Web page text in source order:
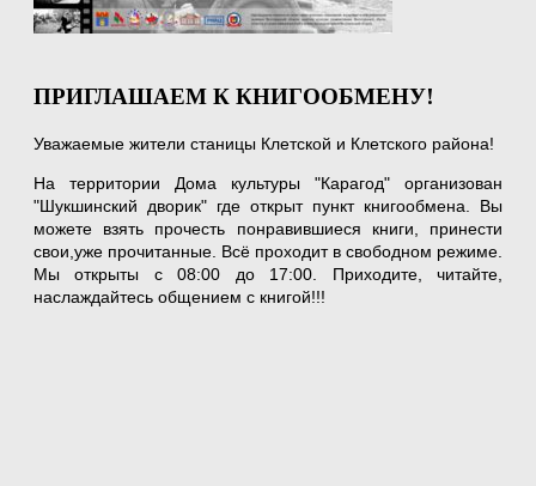
ПРИГЛАШАЕМ К КНИГООБМЕНУ!
Уважаемые жители станицы Клетской и Клетского района!
На территории Дома культуры "Карагод" организован
"Шукшинский дворик" где открыт пункт книгообмена. Вы
можете взять прочесть понравившиеся книги, принести
свои,уже прочитанные. Всё проходит в свободном режиме.
Мы открыты с 08:00 до 17:00. Приходите, читайте,
наслаждайтесь общением с книгой!!!